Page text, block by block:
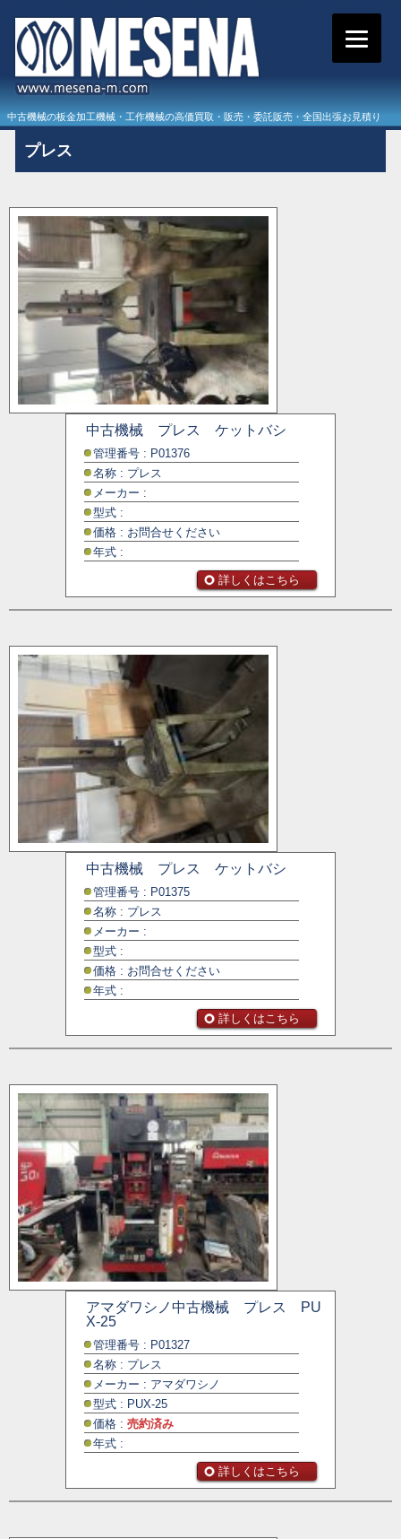
中古機械の板金加工機械・工作機械の高価買取・販売・委託販売・全国出張お見積り
プレス
中古機械 プレス ケットバシ
管理番号 : P01376
名称 : プレス
メーカー :
型式 :
価格 : お問合せください
年式 :
詳しくはこちら
中古機械 プレス ケットバシ
管理番号 : P01375
名称 : プレス
メーカー :
型式 :
価格 : お問合せください
年式 :
詳しくはこちら
アマダワシノ中古機械 プレス PU
X-25
管理番号 : P01327
名称 : プレス
メーカー : アマダワシノ
型式 : PUX-25
価格 : 売約済み
年式 :
詳しくはこちら